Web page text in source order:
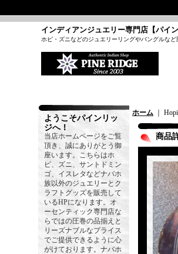
インディアンジュエリー専門店【パイン
ホピ・ズニなどのジュエリーリングやバングルなど
ようこそパインリッ
ジへ！
当店ホームページをご覧
頂き、誠にありがとう御
座います。こちらはホ
ピ、ズニ、サントドミン
ゴ、イスレタなどナバホ
族以外のジュエリーとク
ラフトグッズを販売して
いるHPになります。オ
ーセンティック専門店な
らではの圧巻の品揃えと
リーズナブルなプライス
でご提供できるように心
がけております。ナバホ
ホーム ｜
商品